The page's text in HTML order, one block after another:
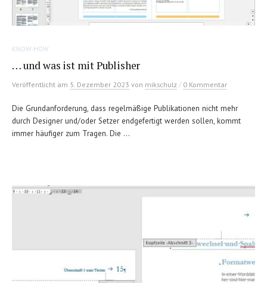
KNOW-HOW
… und was ist mit Publisher
Veröffentlicht am 5. Dezember 2023 von mikschulz / 0 Kommentar
Die Grundanforderung, dass regelmäßige Publikationen nicht mehr
durch Designer und/oder Setzer endgefertigt werden sollen, kommt
immer häufiger zum Tragen. Die ...